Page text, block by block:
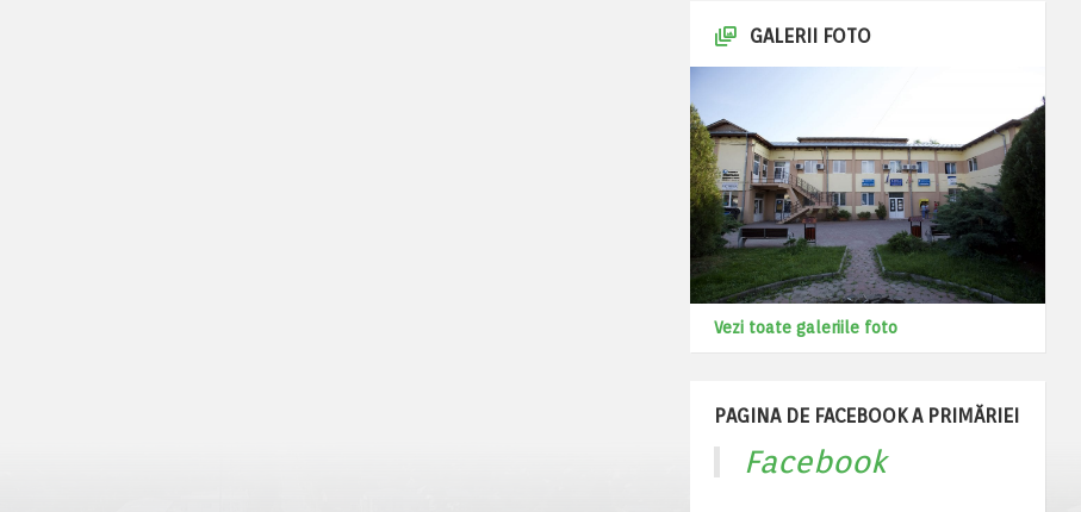
GALERII FOTO
Vezi toate galeriile foto
PAGINA DE FACEBOOK A PRIMĂRIEI
Facebook